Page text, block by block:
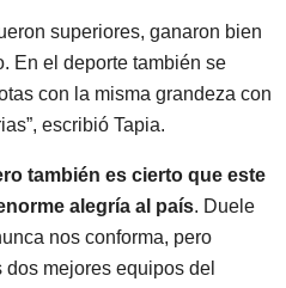
superiores, ganaron bien
En el deporte también se
con la misma grandeza con
escribió Tapia.
también es cierto que este
alegría al país. Duele
nos conforma, pero
mejores equipos del